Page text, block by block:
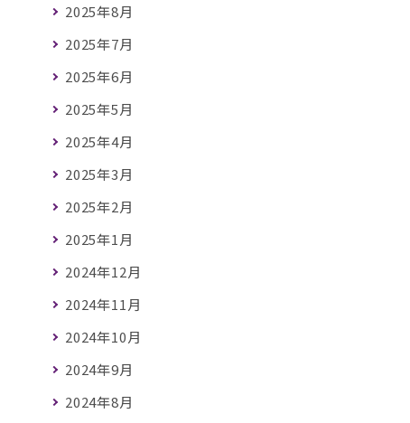
2025年8月
2025年7月
2025年6月
2025年5月
2025年4月
2025年3月
2025年2月
2025年1月
2024年12月
2024年11月
2024年10月
2024年9月
2024年8月